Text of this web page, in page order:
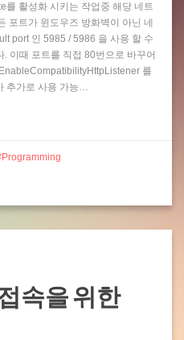
활성화 시키는 작업중 해당 네트
포트가 윈도우즈 방화벽이 아닌 네
port 인 5985 / 5986 을 사용 할 수
이때 포트를 직접 80번으로 바꾸어
를
추가로 사용 가능…
Programming
접속을 위한